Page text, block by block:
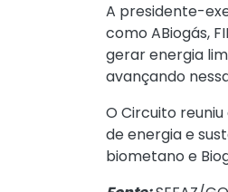
A presidente-
como ABiogás,
gerar energia
avançando
O Circuito
de energia e
biometano e